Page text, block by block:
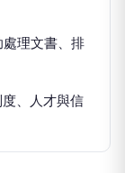
理文書、排
、人才與信